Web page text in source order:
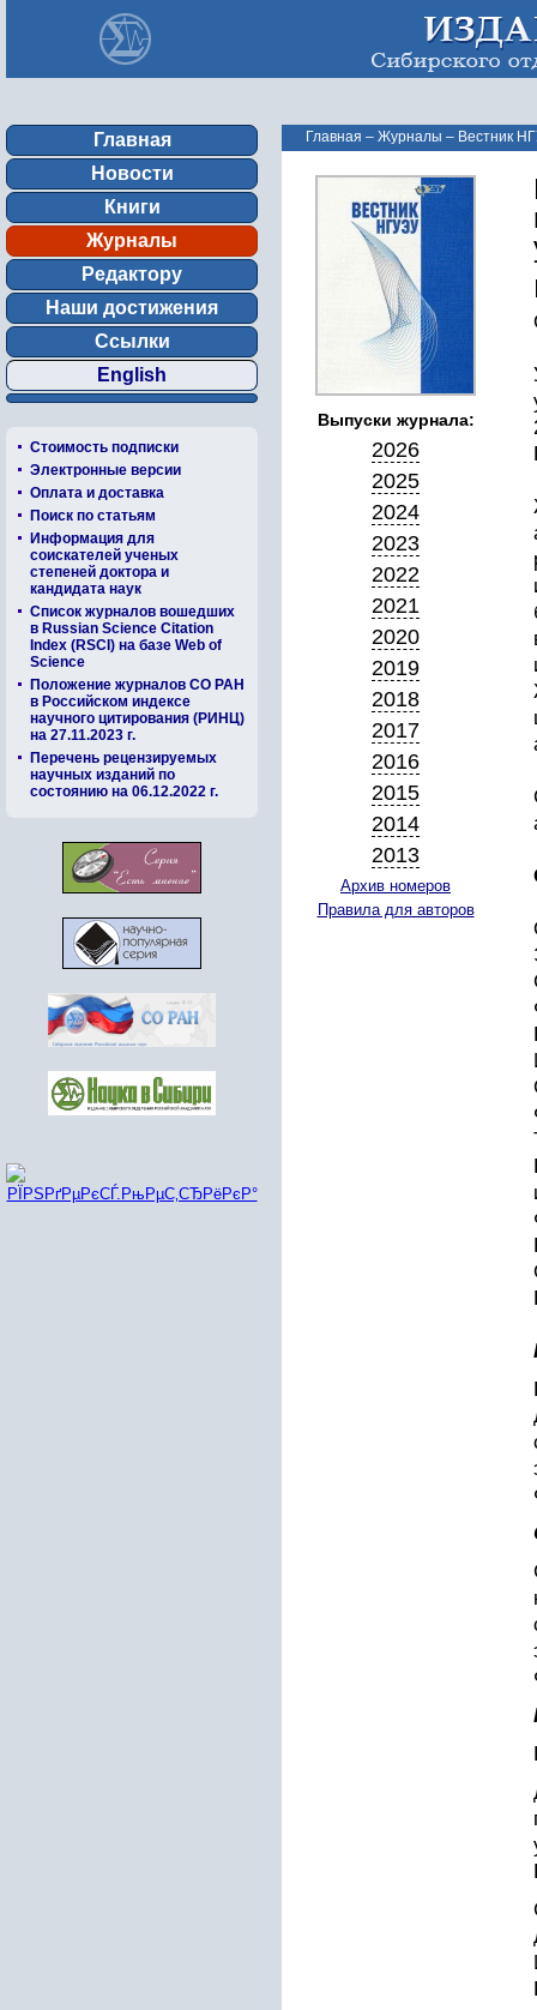
Главная
Новости
Книги
Журналы
Редактору
Наши достижения
Ссылки
English
Стоимость подписки
Электронные версии
Оплата и доставка
Поиск по статьям
Информация для
соискателей ученых
степеней доктора и
кандидата наук
Список журналов вошедших
в Russian Science Citation
Index (RSCI) на базе Web of
Science
Положение журналов СО РАН
в Российском индексе
научного цитирования (РИНЦ)
на 27.11.2023 г.
Перечень рецензируемых
научных изданий по
состоянию на 06.12.2022 г.
Главная – Журналы – Вестник
Выпуски журнала:
2026
2025
2024
2023
2022
2021
2020
2019
2018
2017
2016
2015
2014
2013
Архив номеров
Правила для авторов